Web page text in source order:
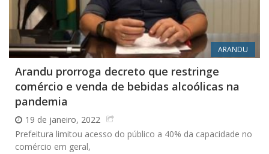
ARANDU
Arandu prorroga decreto que restringe
comércio e venda de bebidas alcoólicas na
pandemia
19 de janeiro, 2022
Prefeitura limitou acesso do público a 40% da capacidade no
comércio em geral,